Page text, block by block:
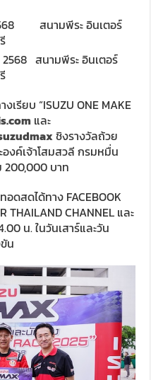
สนามพีระ อินเตอร์
2568 สนามพีระ อินเตอร์
รียบ “ISUZU ONE MAKE
และ
ชิงรางวัลถ้วย
องค์เจ้าโสมสวลี กรมหมื่น
200,000 บาท
ดสดได้ทาง FACEBOOK
THAILAND CHANNEL และ
น. ในวันเสาร์และวัน
น